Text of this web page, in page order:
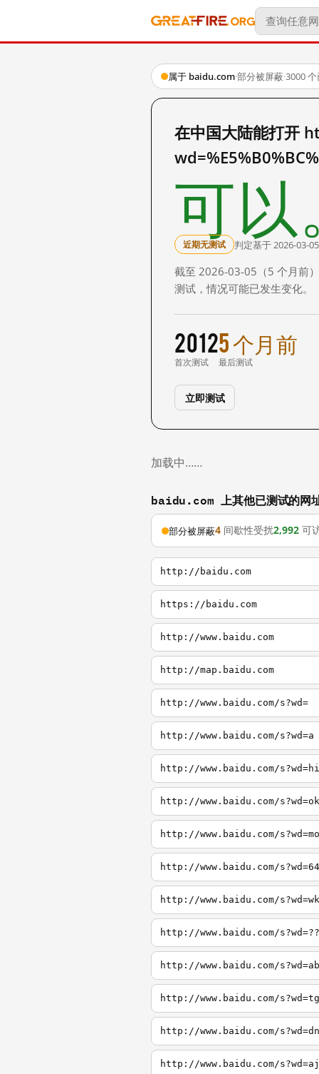
属于 baidu.com·部分被屏蔽·3000
在中国大陆能打开
可以
近期无测试 判定基于 2026-03-
截至 2026-03-05（5 个月前
测试，情况可能已发生变化。
2012
首次测试
5 个月前
最后测试
立即测试
加载中……
baidu.com 上其他已测试的网
部分被屏蔽4 间歇性受扰2,992 可
http://baidu.com
https://baidu.com
http://www.baidu.com
http://map.baidu.com
http://www.baidu.com/s?wd=
http://www.baidu.com/s?wd=a
http://www.baidu.com/s?wd=hi
http://www.baidu.com/s?wd=ok
http://www.baidu.com/s?wd=mo
http://www.baidu.com/s?wd=64
http://www.baidu.com/s?wd=wk
http://www.baidu.com/s?wd=??
http://www.baidu.com/s?wd=ab
http://www.baidu.com/s?wd=tg
http://www.baidu.com/s?wd=dn
http://www.baidu.com/s?wd=aj